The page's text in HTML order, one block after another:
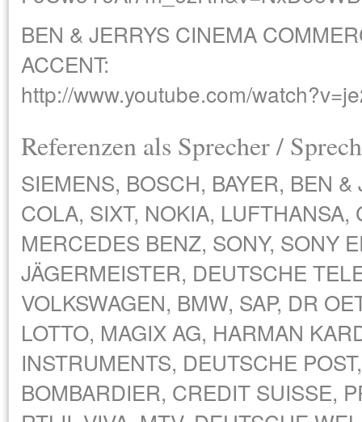
BEN & JERRYS CINEMA
ACCENT:
http://www.youtube.com/
Referenzen als Sprecher /
SIEMENS, BOSCH, BAYER, BEN
COLA, SIXT, NOKIA,
MERCEDES BENZ, SONY, SONY
JÄGERMEISTER, DEUTSCHE
VOLKSWAGEN, BMW, SAP, DR
LOTTO, MAGIX AG, HARMAN
INSTRUMENTS, DEUTSCHE
BOMBARDIER, CREDIT SUISSE,